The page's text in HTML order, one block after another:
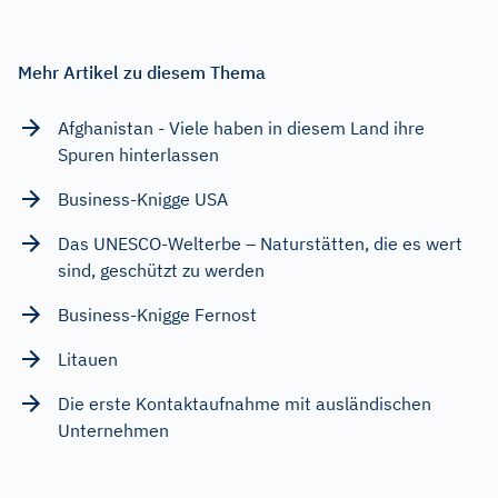
Mehr Artikel zu diesem Thema
Afghanistan - Viele haben in diesem Land ihre
Spuren hinterlassen
Business-Knigge USA
Das UNESCO-Welterbe – Naturstätten, die es wert
sind, geschützt zu werden
Business-Knigge Fernost
Litauen
Die erste Kontaktaufnahme mit ausländischen
Unternehmen